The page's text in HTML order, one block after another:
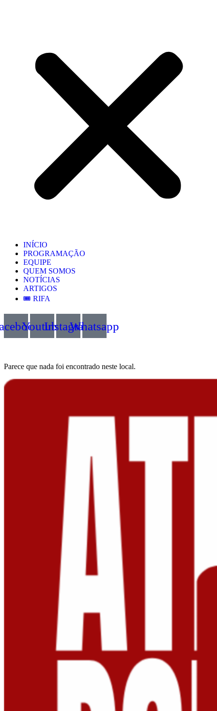
INÍCIO
PROGRAMAÇÃO
EQUIPE
QUEM SOMOS
NOTÍCIAS
ARTIGOS
🎟️ RIFA
YoutubeInstagramWhatsapp
Parece que nada foi encontrado neste local.